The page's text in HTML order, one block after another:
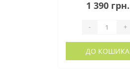
1 390 грн.
- +
ДО КОШИКА